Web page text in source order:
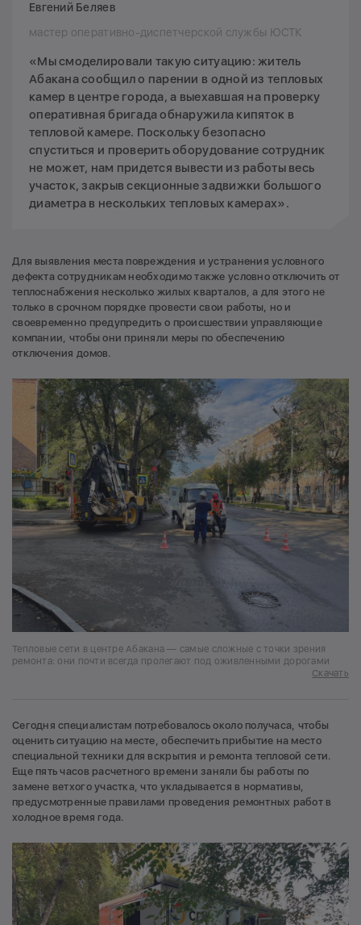
Евгений Беляев
мастер оперативно-диспетчерской службы ЮСТК
«Мы смоделировали такую ситуацию: житель
Абакана сообщил о парении в одной из тепловых
камер в центре города, а выехавшая на проверку
оперативная бригада обнаружила кипяток в
тепловой камере. Поскольку безопасно
спуститься и проверить оборудование сотрудник
не может, нам придется вывести из работы весь
участок, закрыв секционные задвижки большого
диаметра в нескольких тепловых камерах».
Для выявления места повреждения и устранения условного
дефекта сотрудникам необходимо также условно отключить от
теплоснабжения несколько жилых кварталов, а для этого не
только в срочном порядке провести свои работы, но и
своевременно предупредить о происшествии управляющие
компании, чтобы они приняли меры по обеспечению
отключения домов.
Тепловые сети в центре Абакана — самые сложные с точки зрения
ремонта: они почти всегда пролегают под оживленными дорогами
Скачать
Сегодня специалистам потребовалось около получаса, чтобы
оценить ситуацию на месте, обеспечить прибытие на место
специальной техники для вскрытия и ремонта тепловой сети.
Еще пять часов расчетного времени заняли бы работы по
замене ветхого участка, что укладывается в нормативы,
предусмотренные правилами проведения ремонтных работ в
холодное время года.